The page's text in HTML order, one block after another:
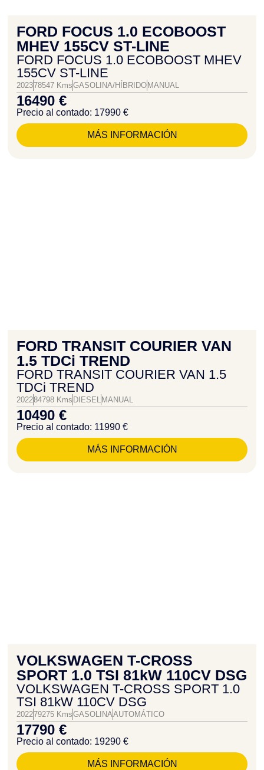
FORD FOCUS 1.0 ECOBOOST
MHEV 155CV ST-LINE
FORD FOCUS 1.0 ECOBOOST MHEV
155CV ST-LINE
202378547 KmsGASOLINA/HÍBRIDO MANUAL
16490 €
Precio al contado: 17990 €
MÁS INFORMACIÓN
FORD TRANSIT COURIER VAN
1.5 TDCi TREND
FORD TRANSIT COURIER VAN 1.5
TDCi TREND
202284798 Kms DIESEL MANUAL
10490 €
Precio al contado: 11990 €
MÁS INFORMACIÓN
VOLKSWAGEN T-CROSS
SPORT 1.0 TSI 81kW 110CV DSG
VOLKSWAGEN T-CROSS SPORT 1.0
TSI 81kW 110CV DSG
202279275 KmsGASOLINAAUTOMÁTICO
17790 €
Precio al contado: 19290 €
MÁS INFORMACIÓN